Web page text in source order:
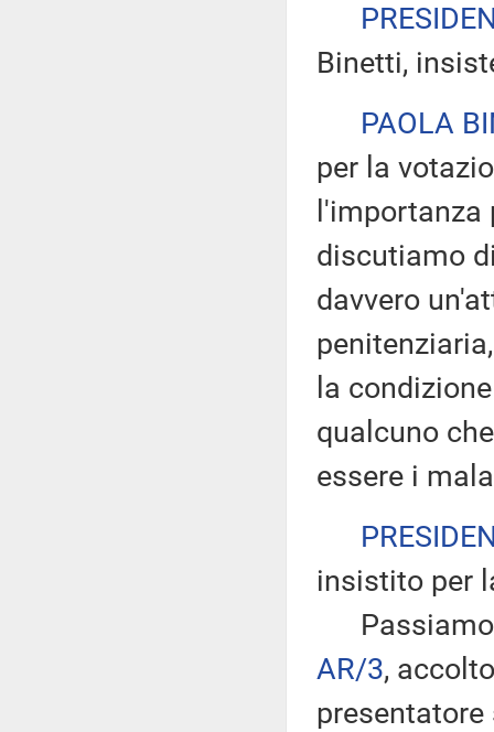
Binetti,
PAOLA
per la
discutiamo
davvero
la
qualcuno
essere i
insistito per
Passiamo
AR/3,